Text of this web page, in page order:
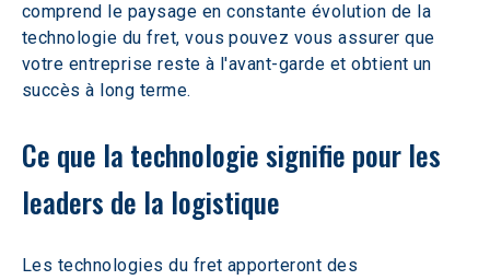
comprend le paysage en constante évolution de la
technologie du fret, vous pouvez vous assurer que
votre entreprise reste à l'avant-garde et obtient un
succès à long terme.
Ce que la technologie signifie pour les
leaders de la logistique
Les technologies du fret apporteront des